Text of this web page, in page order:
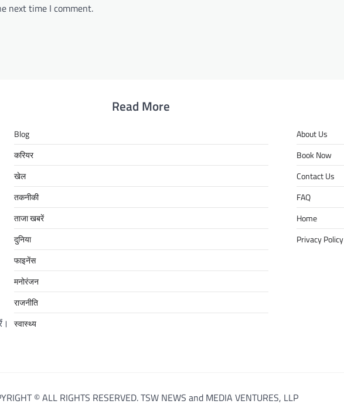
next time I comment.
Read More
Blog
करियर
खेल
तकनीकी
ताजा खबरें
दुनिया
फाइनेंस
मनोरंजन
राजनीति
स्वास्थ्य
About Us
Book Now
Contact Us
FAQ
Home
Privacy Policy
© ALL RIGHTS RESERVED. TSW NEWS and MEDIA VENTURES, LLP